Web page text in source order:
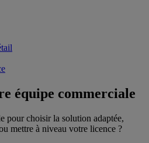
équipe commerciale
pour choisir la solution adaptée,
mettre à niveau votre licence ?